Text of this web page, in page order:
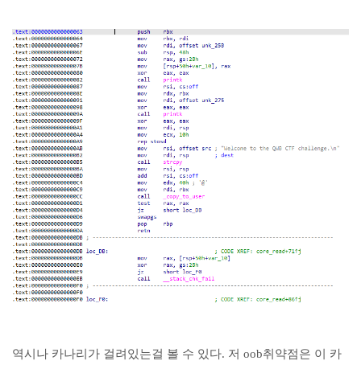
역시나 카나리가 걸려있는걸 볼 수 있다. 저 oob취약점은 이 카